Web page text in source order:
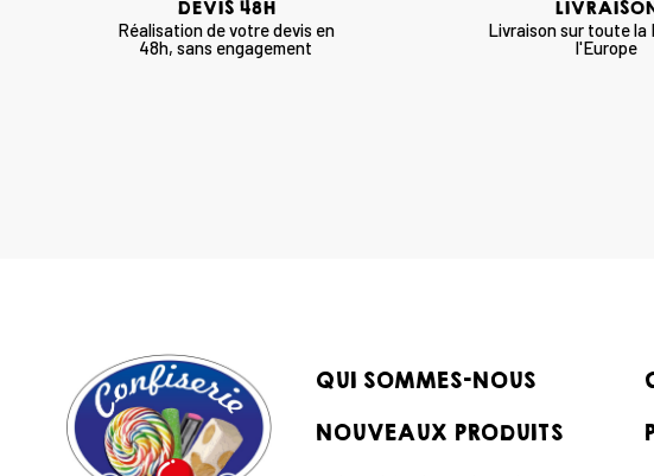
DEVIS 48H
Réalisation de votre devis en
48h, sans engagement
Livraison sur toute la
l'Europe
QUI SOMMES-NOUS
NOUVEAUX PRODUITS